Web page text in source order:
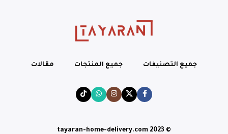
جميع التصنيفات جميع المنتجات مقالات
© tayaran-home-delivery.com 2023